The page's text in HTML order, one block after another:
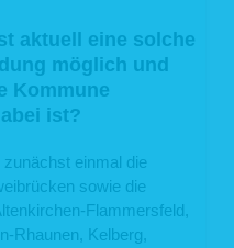
aktuell eine solche
möglich und
Kommune
ist?
einmal die
sowie die
Flammersfeld,
Rhaunen, Kelberg,